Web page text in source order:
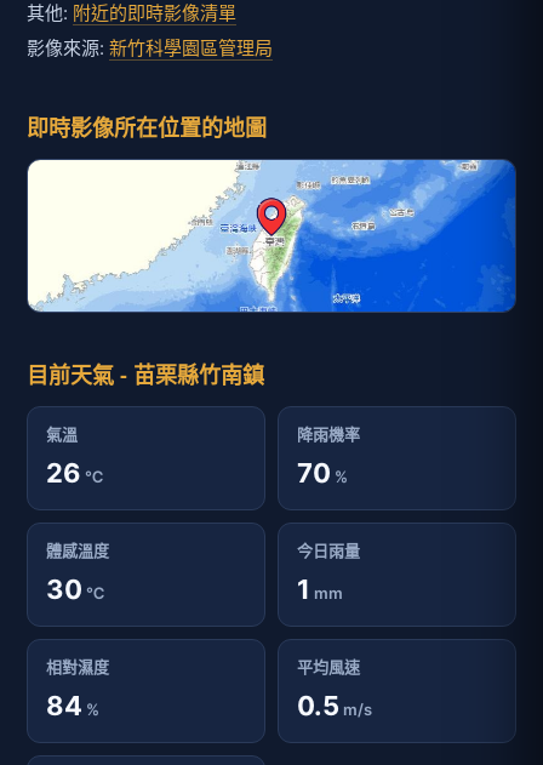
其他: 附近的即時影像清單
影像來源: 新竹科學園區管理局
即時影像所在位置的地圖
目前天氣 - 苗栗縣竹南鎮
氣溫
26 ℃
降雨機率
70 %
體感溫度
30 ℃
今日雨量
1 mm
相對濕度
84 %
平均風速
0.5 m/s